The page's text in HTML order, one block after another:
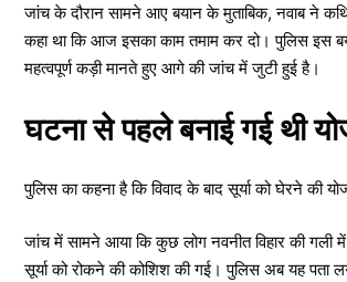
जांच के दौरान सामने आए बयान के मुताबिक, नवाब ने
कहा था कि आज इसका काम तमाम कर दो। पुलिस इस
महत्वपूर्ण कड़ी मानते हुए आगे की जांच में जुटी हुई है।
घटना से पहले बनाई गई थी
पुलिस का कहना है कि विवाद के बाद सूर्या को घेरने की
जांच में सामने आया कि कुछ लोग नवनीत विहार की गली
सूर्या को रोकने की कोशिश की गई। पुलिस अब यह पता